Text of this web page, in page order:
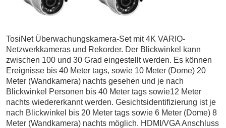
TosiNet Überwachungskamera-Set mit 4K VARIO-
Netzwerkkameras und Rekorder. Der Blickwinkel kann
zwischen 100 und 30 Grad eingestellt werden. Es können
Ereignisse bis 40 Meter tags, sowie 10 Meter (Dome) 20
Meter (Wandkamera) nachts gesehen und je nach
Blickwinkel Personen bis 40 Meter tags sowie12 Meter
nachts wiedererkannt werden. Gesichtsidentifizierung ist je
nach Blickwinkel bis 20 Meter tags sowie 6 Meter (Dome) 8
Meter (Wandkamera) nachts möglich. HDMI/VGA Anschluss